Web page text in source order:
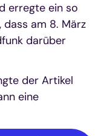
erregte ein so
am 8. März
darüber
der Artikel
eine